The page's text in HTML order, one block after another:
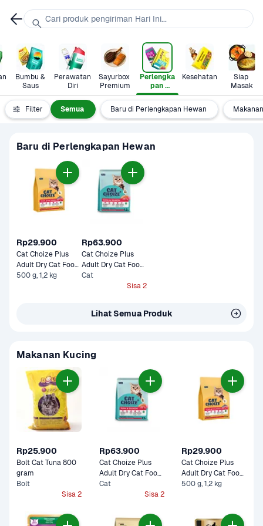
Bumbu &
Saus
Perawatan
Diri
Sayurbox
Premium
Perlengka
pan
Hewan
Kesehatan
Siap
Masak
Filter Semua Baru di Perlengkapan Hewan
Baru di Perlengkapan Hewan
Rp29.900
Cat Choize Plus
Adult Dry Cat Food
Tuna & Mackerel
500 g, 1,2 kg
Rp63.900
Cat Choize Plus
Adult Dry Cat Food
Tuna & Salmon 1,2
Cat
Sisa 2
Lihat Semua Produk
Makanan Kucing
Rp25.900
Bolt Cat Tuna 800
gram
Bolt
Sisa 2
Rp63.900
Cat Choize Plus
Adult Dry Cat Food
Tuna & Salmon 1,2
Cat
Sisa 2
Rp29.900
Cat Choize Plus
Adult Dry Cat Food
Tuna & Mackerel
500 g, 1,2 kg
Cari produk pengiriman Hari Ini...